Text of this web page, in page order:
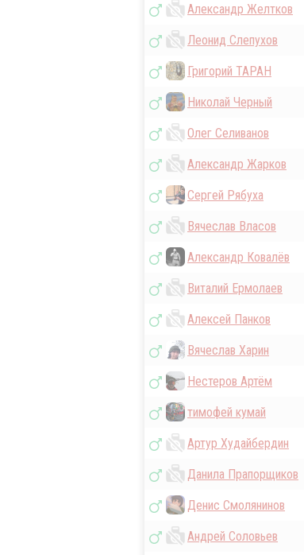
Александр Желтков
Леонид Слепухов
Григорий ТАРАН
Николай Черный
Олег Селиванов
Александр Жарков
Сергей Рябуха
Вячеслав Власов
Александр Ковалёв
Виталий Ермолаев
Алексей Панков
Вячеслав Харин
Нестеров Артём
тимофей кумай
Артур Худайбердин
Данила Прапорщиков
Денис Смолянинов
Андрей Соловьев